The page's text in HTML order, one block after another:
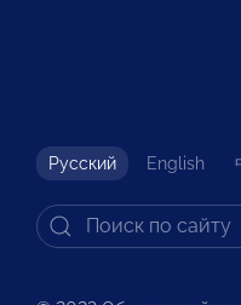
Русский English